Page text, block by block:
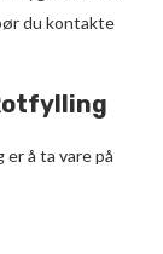
du kontakte
å ta vare på